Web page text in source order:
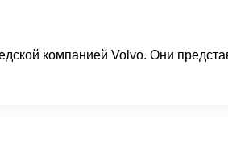
компанией Volvo. Они